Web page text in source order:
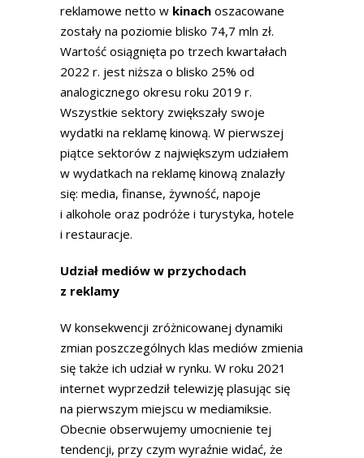
reklamowe netto w kinach oszacowane
zostały na poziomie blisko 74,7 mln zł.
Wartość osiągnięta po trzech kwartałach
2022 r. jest niższa o blisko 25% od
analogicznego okresu roku 2019 r.
Wszystkie sektory zwiększały swoje
wydatki na reklamę kinową. W pierwszej
piątce sektorów z największym udziałem
w wydatkach na reklamę kinową znalazły
się: media, finanse, żywność, napoje
i alkohole oraz podróże i turystyka, hotele
i restauracje.
Udział mediów w przychodach
z reklamy
W konsekwencji zróżnicowanej dynamiki
zmian poszczególnych klas mediów zmienia
się także ich udział w rynku. W roku 2021
internet wyprzedził telewizję plasując się
na pierwszym miejscu w mediamiksie.
Obecnie obserwujemy umocnienie tej
tendencji, przy czym wyraźnie widać, że